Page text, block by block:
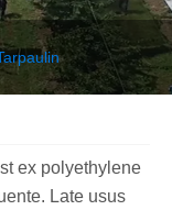
ex polyethylene
Late usus